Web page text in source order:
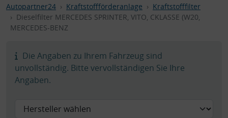
Autopartner24 Kraftstoffförderanlage
Kraftstofffilter
Dieselfilter MERCEDES SPRINTER, VITO, CKLASSE (W20,
MERCEDES-BENZ
Die Angaben zu Ihrem Fahrzeug sind
unvollständig. Bitte vervollständigen Sie Ihre
Angaben.